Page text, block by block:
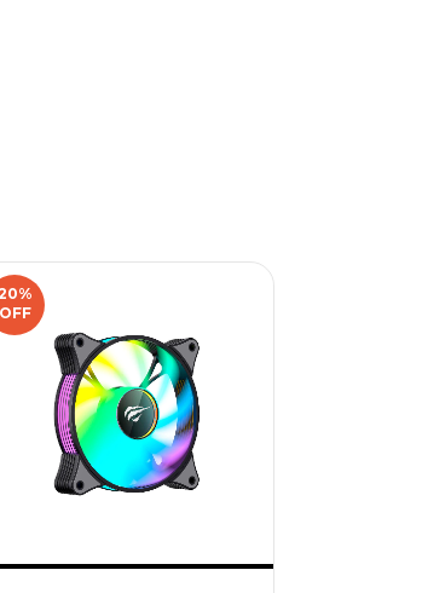
%
OFF